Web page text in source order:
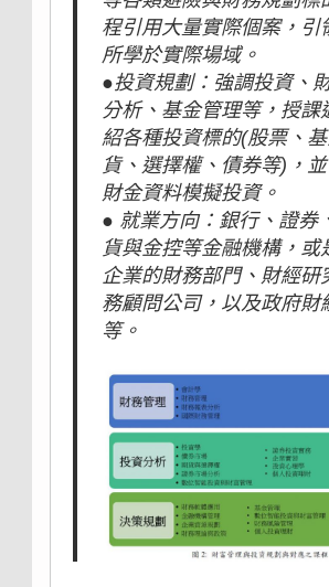
程引用大量實際個案，引
所學於實際場域。
●投資規劃：強調投資、
分析、基金管理等，授課
紹各種投資標的(股票、
貨、選擇權、債券等)，
財金資料模擬投資。
● 就業方向：銀行、證券
貨與金控等金融機構，或
企業的財務部門、財經研
務顧問公司，以及政府財
等。